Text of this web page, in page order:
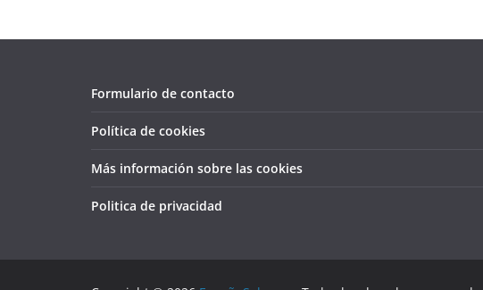
Formulario de contacto
Política de cookies
Más información sobre las cookies
Politica de privacidad